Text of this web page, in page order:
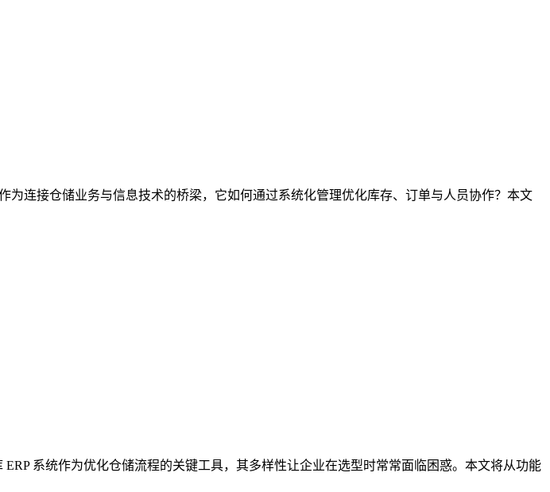
连接仓储业务与信息技术的桥梁，它如何通过系统化管理优化库存、订单与人员协作？本文
系统作为优化仓储流程的关键工具，其多样性让企业在选型时常常面临困惑。本文将从功能